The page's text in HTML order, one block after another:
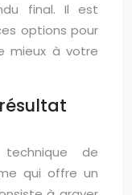
final. Il est
options pour
mieux à votre
de
qui offre un